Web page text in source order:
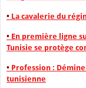
• La cavalerie du
• En première ligne
Tunisie se protège
• Profession :
tunisienne